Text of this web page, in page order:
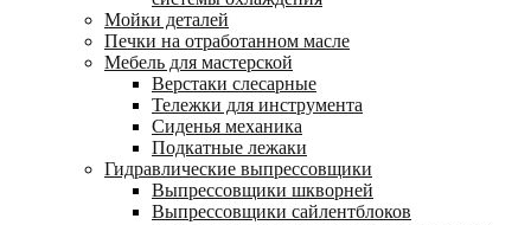
Мойки деталей
Печки на отработанном масле
Мебель для мастерской
Верстаки слесарные
Тележки для инструмента
Сиденья механика
Подкатные лежаки
Гидравлические выпрессовщики
Выпрессовщики шкворней
Выпрессовщики сайлентблоков